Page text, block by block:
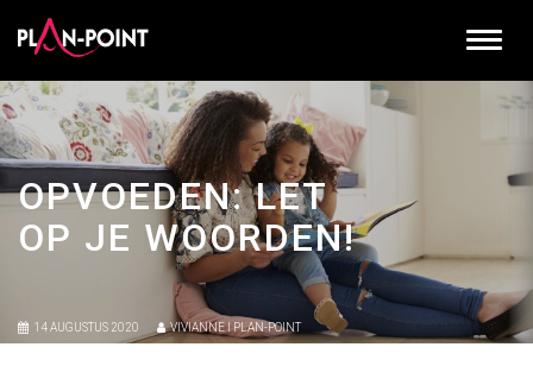
OPVOEDEN: LET
OP JE WOORDEN!
14 AUGUSTUS 2020 VIVIANNE I PLAN-POINT